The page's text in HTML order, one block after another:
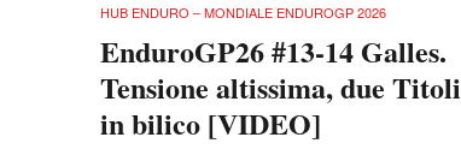
HUB ENDURO – MONDIALE ENDUROGP 2026
EnduroGP26 #13-14 Galles.
Tensione altissima, due Titoli
in bilico [VIDEO]